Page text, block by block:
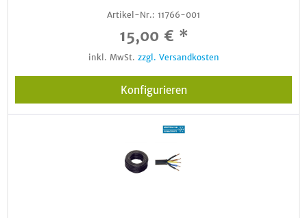
Artikel-Nr.: 11766-001
15,00 € *
inkl. MwSt. zzgl. Versandkosten
Konfigurieren